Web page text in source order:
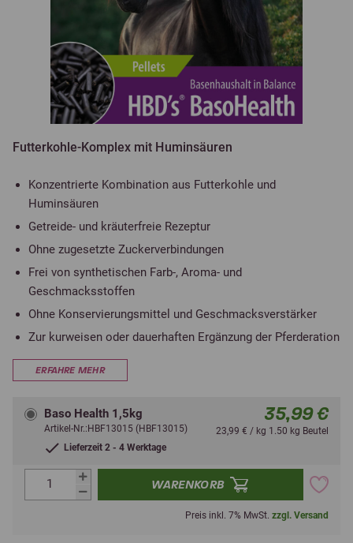
Futterkohle-Komplex mit Huminsäuren
Konzentrierte Kombination aus Futterkohle und
Huminsäuren
Getreide- und kräuterfreie Rezeptur
Ohne zugesetzte Zuckerverbindungen
Frei von synthetischen Farb-, Aroma- und
Geschmacksstoffen
Ohne Konservierungsmittel und Geschmacksverstärker
Zur kurweisen oder dauerhaften Ergänzung der Pferderation
ERFAHRE MEHR
Baso Health 1,5kg
Artikel-Nr.:HBF13015 (HBF13015)
Lieferzeit 2 - 4 Werktage
35,99 €
23,99 € / kg 1.50 kg Beutel
WARENKORB
Preis inkl. 7% MwSt. zzgl. Versand